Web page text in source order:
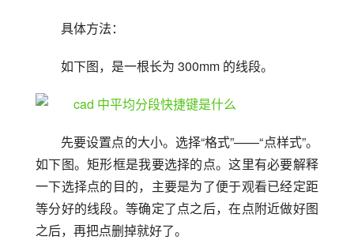
具体方法：
如下图，是一根长为 300mm 的线段。
先要设置点的大小。选择“格式”——“点样式”。
如下图。矩形框是我要选择的点。这里有必要解释
一下选择点的目的，主要是为了便于观看已经定距
等分好的线段。等确定了点之后，在点附近做好图
之后，再把点删掉就好了。